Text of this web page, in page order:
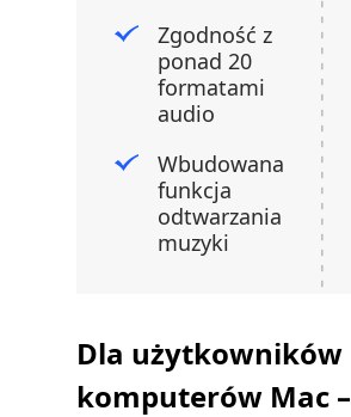
Zgodność z
ponad 20
formatami
audio
Wbudowana
funkcja
odtwarzania
muzyki
Dla użytkowników
komputerów Mac –